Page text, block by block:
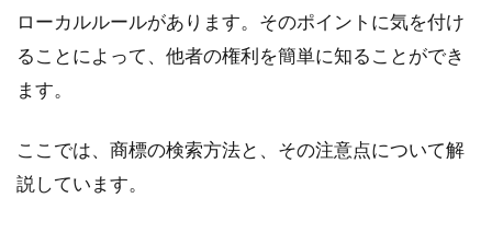
ローカルルールがあります。そのポイントに気を付け
ることによって、他者の権利を簡単に知ることができ
ます。
ここでは、商標の検索方法と、その注意点について解
説しています。